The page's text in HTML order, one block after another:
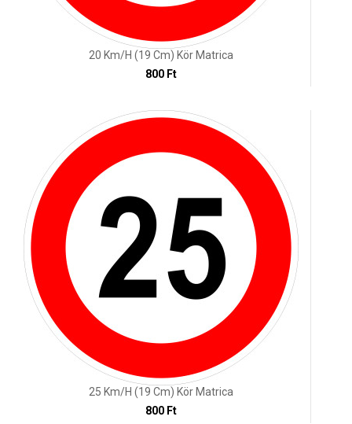
20 Km/h (19 Cm) Kör Matrica
800 Ft
25 Km/h (19 Cm) Kör Matrica
800 Ft